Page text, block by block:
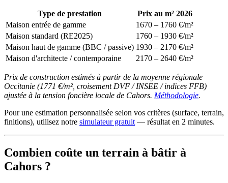
Type de prestation
Prix au m² 2026
Maison entrée de gamme
1670 – 1760 €/m²
Maison standard (RE2025)
1760 – 1930 €/m²
Maison haut de gamme (BBC / passive) 1930 – 2170 €/m²
Maison d'architecte / contemporaine
2170 – 2640 €/m²
Prix de construction estimés à partir de la moyenne régionale
Occitanie (1771 €/m², croisement DVF / INSEE / indices FFB)
ajustée à la tension foncière locale de Cahors. Méthodologie.
Pour une estimation personnalisée selon vos critères (surface, terrain,
finitions), utilisez notre simulateur gratuit— résultat en 2 minutes.
Combien coûte un terrain à bâtir à
Cahors ?